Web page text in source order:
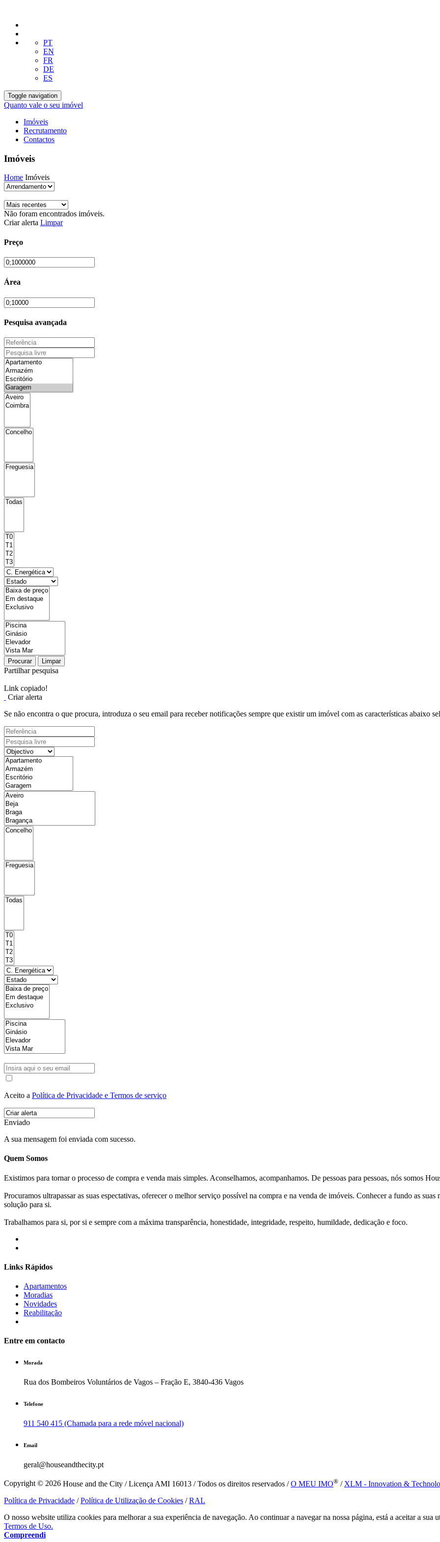
PT
EN
FR
DE
ES
Toggle navigation
Quanto vale o seu imóvel
Imóveis
Recrutamento
Contactos
Imóveis
Home Imóveis
Não foram encontrados imóveis.
Criar alerta Limpar
Preço
Área
Pesquisa avançada
Procurar Limpar
Partilhar pesquisa
Link copiado!
Criar alerta
Se não encontra o que procura, introduza o seu email para receber notificações sempre que existir um imóvel com as características abaixo
Aceito a Política de Privacidade e Termos de serviço
Enviado
A sua mensagem foi enviada com sucesso.
Quem Somos
Existimos para tornar o processo de compra e venda mais simples. Aconselhamos, acompanhamos. De pessoas para pessoas, nós somos
Procuramos ultrapassar as suas espectativas, oferecer o melhor serviço possível na compra e na venda de imóveis. Conhecer a fundo as
solução para si.
Trabalhamos para si, por si e sempre com a máxima transparência, honestidade, integridade, respeito, humildade, dedicação e foco.
Links Rápidos
Apartamentos
Moradias
Novidades
Reabilitação
Entre em contacto
Morada
Rua dos Bombeiros Voluntários de Vagos – Fração E, 3840-436 Vagos
Telefone
911 540 415 (Chamada para a rede móvel nacional)
Email
geral@houseandthecity.pt
Copyright © 2026 House and the City / Licença AMI 16013 / Todos os direitos reservados /O MEU IMO® / XLM - Innovation &
Política de Privacidade /Política de Utilização de Cookies /RAL
O nosso website utiliza cookies para melhorar a sua experiência de navegação. Ao continuar a navegar na nossa página, está a aceitar a sua
Termos de Uso.
Compreendi